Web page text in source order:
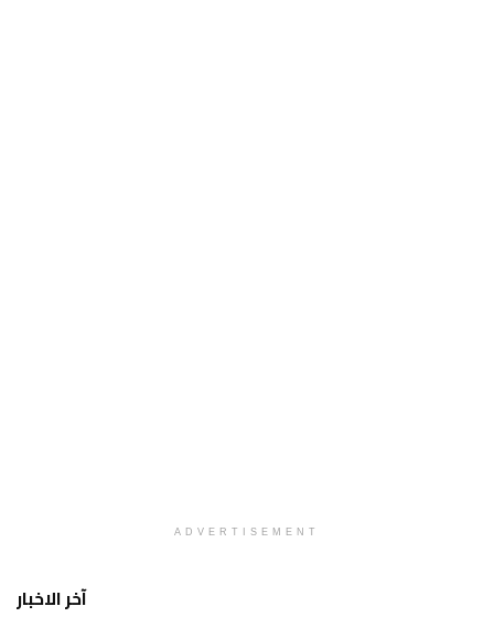
ADVERTISEMENT
آخر الاخبار